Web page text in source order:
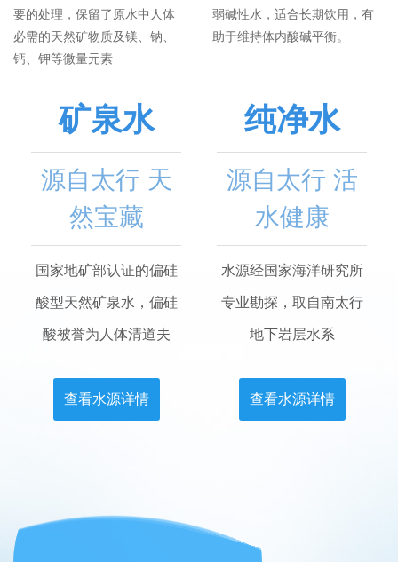
要的处理，保留了原水中人体
必需的天然矿物质及镁、钠、
钙、钾等微量元素
弱碱性水，适合长期饮用，有
助于维持体内酸碱平衡。
矿泉水
源自太行 天
然宝藏
国家地矿部认证的偏硅
酸型天然矿泉水，偏硅
酸被誉为人体清道夫
查看水源详情
纯净水
源自太行 活
水健康
水源经国家海洋研究所
专业勘探，取自南太行
地下岩层水系
查看水源详情